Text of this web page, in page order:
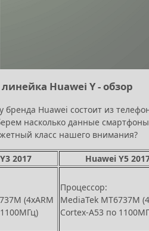
Huawei Y - обзор
бренда Huawei состоит из
насколько данные
класс нашего внимания?
2017 Huawei Y5
(4xARM
Процессор:
MediaTek MT6737M
Cortex-A53 по